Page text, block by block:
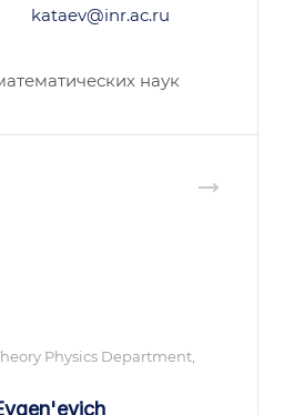
kataev@inr.ac.ru
наук
Physics Department,